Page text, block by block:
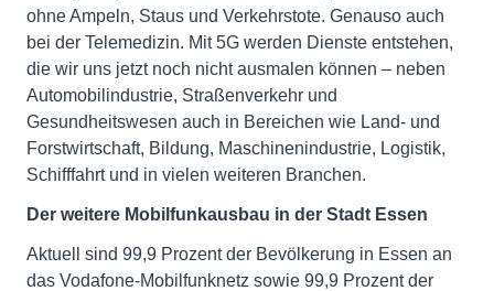
ohne Ampeln, Staus und Verkehrstote. Genauso auch
bei der Telemedizin. Mit 5G werden Dienste entstehen,
die wir uns jetzt noch nicht ausmalen können – neben
Automobilindustrie, Straßenverkehr und
Gesundheitswesen auch in Bereichen wie Land- und
Forstwirtschaft, Bildung, Maschinenindustrie, Logistik,
Schifffahrt und in vielen weiteren Branchen.
Der weitere Mobilfunkausbau in der Stadt Essen
Aktuell sind 99,9 Prozent der Bevölkerung in Essen an
das Vodafone-Mobilfunknetz sowie 99,9 Prozent der